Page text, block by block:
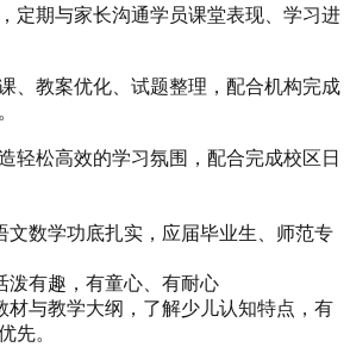
定期与家长沟通学员课堂表现、学习进
、教案优化、试题整理，配合机构完成
轻松高效的学习氛围，配合完成校区日
文数学功底扎实，应届毕业生、师范专
泼有趣，有童心、有耐心
材与教学大纲，了解少儿认知特点，有
先。